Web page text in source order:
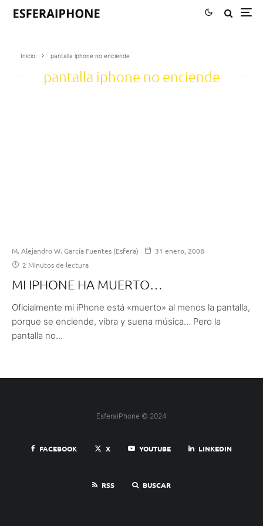
Inicio pantalla iphone no enciende
pantalla iphone no enciende
M. Alejandro W. García Fuentes (Esfera)
31 enero, 2008
2 Minutos de lectura
MI IPHONE HA MUERTO…
Oficialmente mi iPhone está «muerto» al menos la pantalla,
porque se enciende, vibra y suena música… Pero la
pantalla no...
EsferaiPhone © 2024
FACEBOOK X YOUTUBE LINKEDIN
RSS BUSCAR